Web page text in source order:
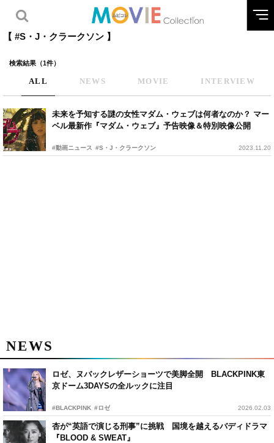
【 #S・J・クラークソン 】
検索結果（1件）
ALL NEWS MOVIE INTERVIEW
未来を予知する謎の女性マダム・ウェブは何者なのか？ マー
ベル最新作『マダム・ウェブ』予告映像＆特別映像公開
#動画ニュース #S・J・クラークソン 2023.11.20
NEWS
ロゼ、ヌバックレザーショーツで美脚全開 BLACKPINK東
京ドーム3DAYSの全ルックに注目
#BLACKPINK #ロゼ 2026.02.03
杏が“英語で演じる刑事”に挑戦 国境を越えるバディドラマ
『BLOOD & SWEAT』